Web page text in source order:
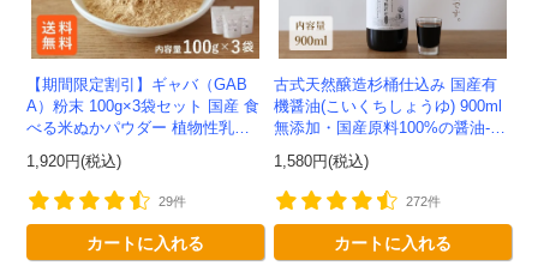
【期間限定割引】ギャバ（GAB
A）粉末 100g×3袋セット 国産 食
べる米ぬかパウダー 植物性乳酸
菌発酵 -かわしま屋- 【送料無
料】*メール便での発送...
1,920円(税込)
29件
カートに入れる
古式天然醸造杉桶仕込み 国産有
機醤油(こいくちしょうゆ) 900ml
無添加・国産原料100%の醤油-か
わしま屋-
1,580円(税込)
272件
カートに入れる